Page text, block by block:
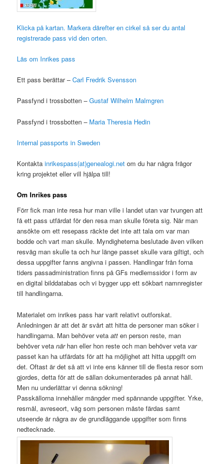
Klicka på kartan. Markera därefter en cirkel så ser du antal
registrerade pass vid den orten.
Läs om Inrikes pass
Ett pass berättar –Carl Fredrik Svensson
Passfynd i trossbotten –Gustaf Wilhelm Malmgren
Passfynd i trossbotten – Maria Theresia Hedin
Internal passports in Sweden
Kontaktainrikespass(at)genealogi.net om du har några frågor
kring projektet eller vill hjälpa till!
Om Inrikes pass
Förr fick man inte resa hur man ville i landet utan var tvungen att
få ett pass utfärdat för den resa man skulle företa sig. När man
ansökte om ett resepass räckte det inte att tala om var man
bodde och vart man skulle. Myndigheterna beslutade även vilken
resväg man skulle ta och hur länge passet skulle vara giltigt, och
dessa uppgifter fanns angivna i passen. Handlingar från forna
tiders passadministration finns på GFs medlemssidor i form av
en digital bilddatabas och vi bygger upp ett sökbart namnregister
till handlingarna.
Materialet om inrikes pass har varit relativt outforskat.
Anledningen är att det är svårt att hitta de personer man söker i
handlingarna. Man behöver vetaatt en person reste, man
behöver vetanärhan eller hon reste och man behöver veta var
passet kan ha utfärdats för att ha möjlighet att hitta uppgift om
det. Oftast är det så att vi inte ens känner till de flesta resor som
gjordes, detta för att de sällan dokumenterades på annat håll.
Men nu underlättar vi denna sökning!
Passkällorna innehåller mängder med spännande uppgifter. Yrke,
resmål, avreseort, väg som personen måste färdas samt
utseende är några av de grundläggande uppgifter som finns
nedtecknade.